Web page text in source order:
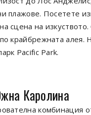
плажове. Посетете
сцена на
крайбрежната алея.
Pacific Park.
Каролина
комбинация